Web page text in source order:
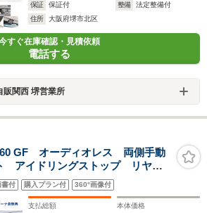
保証
保証付 整備
法定整備付
住所
大阪府堺市北区
すぐ在庫確認・見積依頼
電話する
販関西 堺営業所
GF オーディオレス 両側手動
アイドリングストップ リヤパ
コンキー プッシュスタート式
ン 運転席シートヒーター マ
ー
書付 購入プラン付 360°画像付
支払総額 本体価格